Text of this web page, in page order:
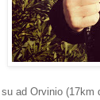
ad Orvinio